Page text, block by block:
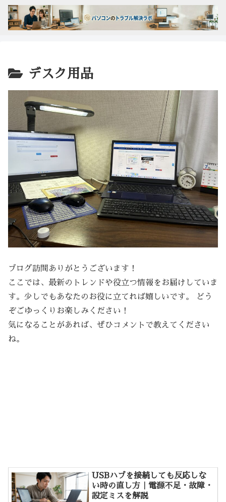
デスク用品
ブログ訪問ありがとうございます！
ここでは、最新のトレンドや役立つ情報をお届けしていま
す。少しでもあなたのお役に立てれば嬉しいです。 どう
ぞごゆっくりお楽しみください！
気になることがあれば、ぜひコメントで教えてください
ね。
USBハブを接続しても反応しな
い時の直し方｜電源不足・故障・
設定ミスを解説